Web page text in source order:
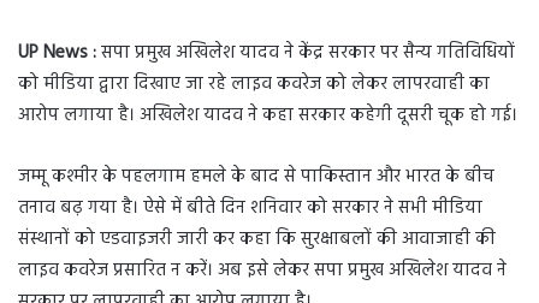
UP News :सपा प्रमुख अखिलेश यादव ने केंद्र सरकार पर सैन्य गतिविधियों
को मीडिया द्वारा दिखाए जा रहे लाइव कवरेज को लेकर लापरवाही का
आरोप लगाया है। अखिलेश यादव ने कहा सरकार कहेगी दूसरी चूक हो गई।
जम्मू कश्मीर के पहलगाम हमले के बाद से पाकिस्तान और भारत के बीच
तनाव बढ़ गया है। ऐसे में बीते दिन शनिवार को सरकार ने सभी मीडिया
संस्थानों को एडवाइजरी जारी कर कहा कि सुरक्षाबलों की आवाजाही की
लाइव कवरेज प्रसारित न करें। अब इसे लेकर सपा प्रमुख अखिलेश यादव ने